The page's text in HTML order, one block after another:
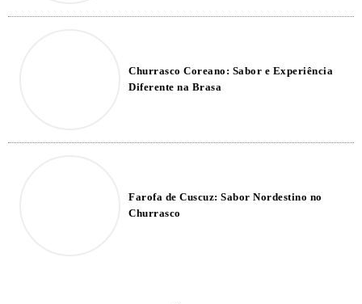
Churrasco Coreano: Sabor e Experiência
Diferente na Brasa
Farofa de Cuscuz: Sabor Nordestino no
Churrasco